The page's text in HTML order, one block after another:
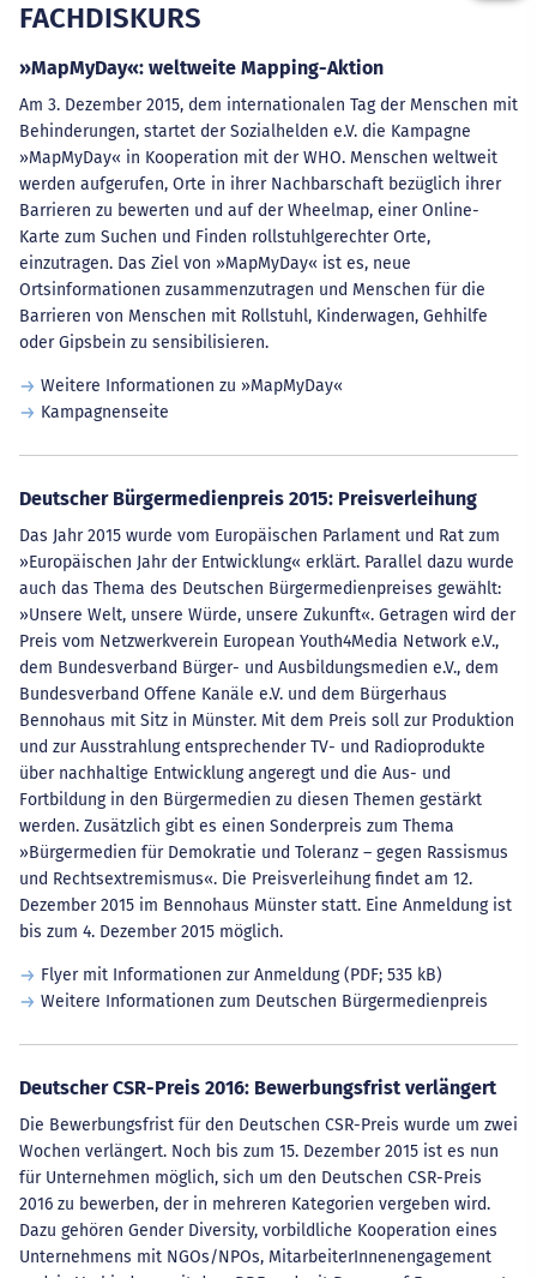
FACHDISKURS
»MapMyDay«: weltweite Mapping-Aktion
Am 3. Dezember 2015, dem internationalen Tag der Menschen mit
Behinderungen, startet der Sozialhelden e.V. die Kampagne
»MapMyDay« in Kooperation mit der WHO. Menschen weltweit
werden aufgerufen, Orte in ihrer Nachbarschaft bezüglich ihrer
Barrieren zu bewerten und auf der Wheelmap, einer Online-
Karte zum Suchen und Finden rollstuhlgerechter Orte,
einzutragen. Das Ziel von »MapMyDay« ist es, neue
Ortsinformationen zusammenzutragen und Menschen für die
Barrieren von Menschen mit Rollstuhl, Kinderwagen, Gehhilfe
oder Gipsbein zu sensibilisieren.
Weitere Informationen zu »MapMyDay«
Kampagnenseite
Deutscher Bürgermedienpreis 2015: Preisverleihung
Das Jahr 2015 wurde vom Europäischen Parlament und Rat zum
»Europäischen Jahr der Entwicklung« erklärt. Parallel dazu wurde
auch das Thema des Deutschen Bürgermedienpreises gewählt:
»Unsere Welt, unsere Würde, unsere Zukunft«. Getragen wird der
Preis vom Netzwerkverein European Youth4Media Network e.V.,
dem Bundesverband Bürger- und Ausbildungsmedien e.V., dem
Bundesverband Offene Kanäle e.V. und dem Bürgerhaus
Bennohaus mit Sitz in Münster. Mit dem Preis soll zur Produktion
und zur Ausstrahlung entsprechender TV- und Radioprodukte
über nachhaltige Entwicklung angeregt und die Aus- und
Fortbildung in den Bürgermedien zu diesen Themen gestärkt
werden. Zusätzlich gibt es einen Sonderpreis zum Thema
»Bürgermedien für Demokratie und Toleranz – gegen Rassismus
und Rechtsextremismus«. Die Preisverleihung findet am 12.
Dezember 2015 im Bennohaus Münster statt. Eine Anmeldung ist
bis zum 4. Dezember 2015 möglich.
Flyer mit Informationen zur Anmeldung(PDF; 535 kB)
Weitere Informationen zum Deutschen Bürgermedienpreis
Deutscher CSR-Preis 2016: Bewerbungsfrist verlängert
Die Bewerbungsfrist für den Deutschen CSR-Preis wurde um zwei
Wochen verlängert. Noch bis zum 15. Dezember 2015 ist es nun
für Unternehmen möglich, sich um den Deutschen CSR-Preis
2016 zu bewerben, der in mehreren Kategorien vergeben wird.
Dazu gehören Gender Diversity, vorbildliche Kooperation eines
Unternehmens mit NGOs/NPOs, MitarbeiterInnenengagement